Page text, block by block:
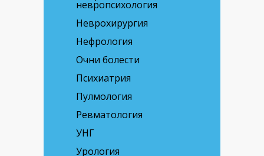
невропсихология
Неврохирургия
Нефрология
Очни болести
Психиатрия
Пулмология
Ревматология
УНГ
Урология